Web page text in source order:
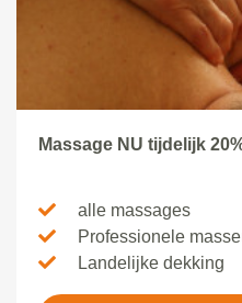
Massage NU tijdelijk
alle massages
Professionele
Landelijke dekking